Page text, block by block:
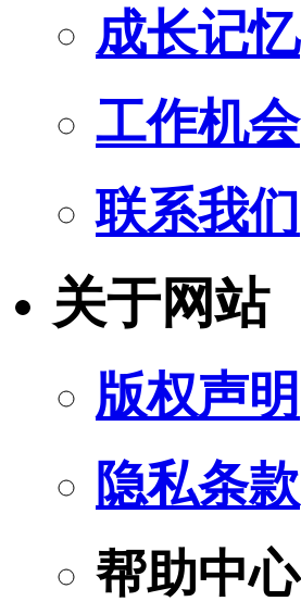
成长记忆
工作机会
联系我们
关于网站
版权声明
隐私条款
帮助中心